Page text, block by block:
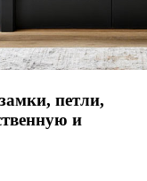
петли,
и